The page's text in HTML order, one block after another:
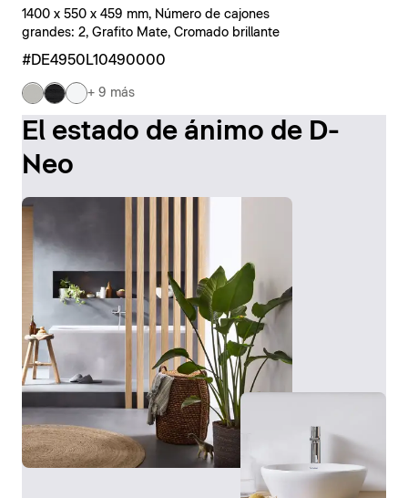
1400 x 550 x 459 mm, Número de cajones
grandes: 2, Grafito Mate, Cromado brillante
#DE4950L10490000
+ 9 más
El estado de ánimo de D-
Neo